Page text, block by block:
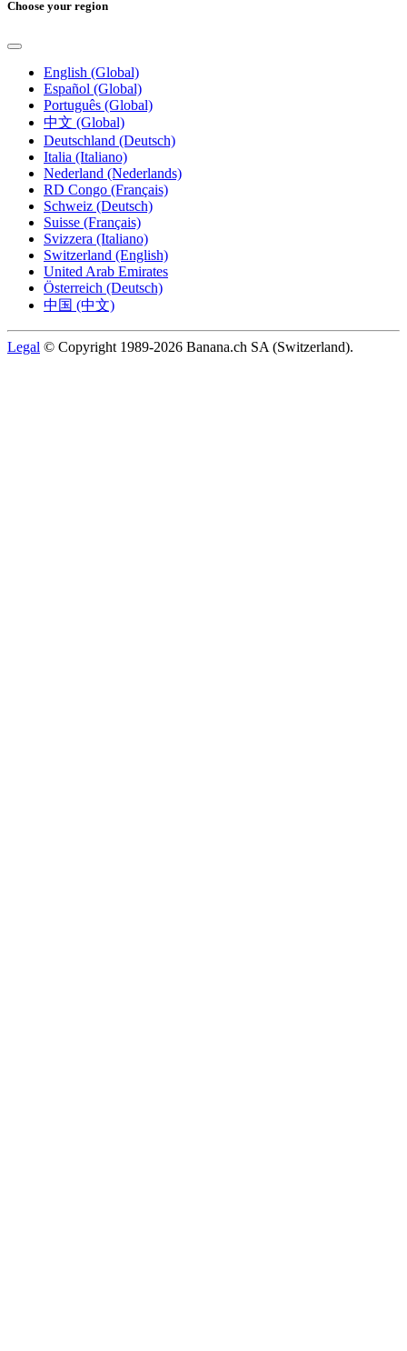
Choose your region
English (Global)
Español (Global)
Português (Global)
中文 (Global)
Deutschland (Deutsch)
Italia (Italiano)
Nederland (Nederlands)
RD Congo (Français)
Schweiz (Deutsch)
Suisse (Français)
Svizzera (Italiano)
Switzerland (English)
United Arab Emirates
Österreich (Deutsch)
中国 (中文)
Legal © Copyright 1989-2026 Banana.ch SA (Switzerland).